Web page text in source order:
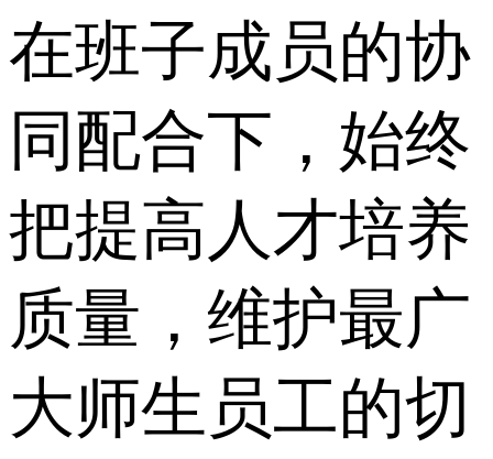
在班子成员的协
同配合下，始终
把提高人才培养
质量，维护最广
大师生员工的切